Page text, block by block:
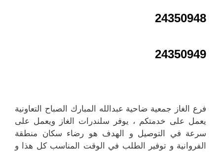
24350948
24350949
فرع الغاز جمعية ضاحية عبدالله المبارك الصباح التعاونية
يعمل على خدمتكم ، يوفر سلندرات الغاز ويعمل على
سرعة في التوصيل و الهدف هو رضاء سكان منطقة
الفروانية و توفير الطلب في الوقت المناسب كل هذا و